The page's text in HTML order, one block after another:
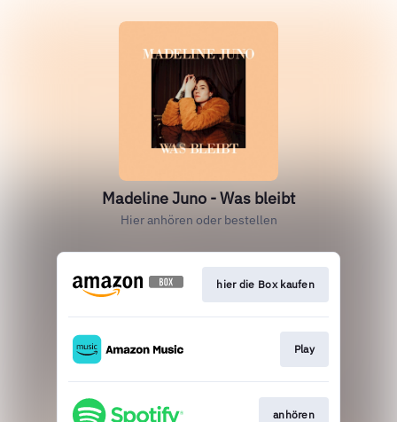
Madeline Juno - Was bleibt
Hier anhören oder bestellen
hier die Box kaufen
Play
anhören